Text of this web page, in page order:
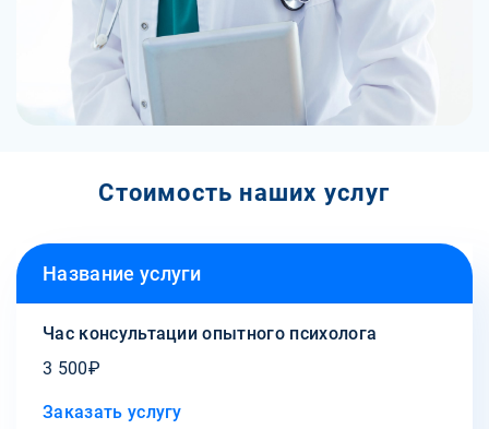
Стоимость наших услуг
Название услуги
Час консультации опытного психолога
3 500₽
Заказать услугу